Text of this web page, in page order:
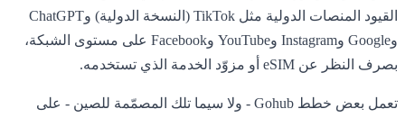
القيود المنصات الدولية مثل TikTok (النسخة الدولية) وChatGPT
وGoogle وInstagram وYouTube وFacebook على مستوى الشبكة،
بصرف النظر عن eSIM أو مزوّد الخدمة الذي تستخدمه.
تعمل بعض خطط Gohub - ولا سيما تلك المصمّمة للصين - على